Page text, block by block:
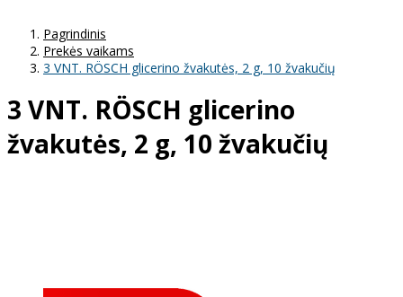
Pagrindinis
Prekės vaikams
3 VNT. RÖSCH glicerino žvakutės, 2 g, 10 žvakučių
3 VNT. RÖSCH glicerino
žvakutės, 2 g, 10 žvakučių